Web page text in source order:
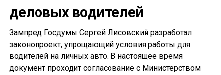
деловых водителей
Зампред Госдумы Сергей Лисовский разработал
законопроект, упрощающий условия работы для
водителей на личных авто. В настоящее время
документ проходит согласование с Министерством